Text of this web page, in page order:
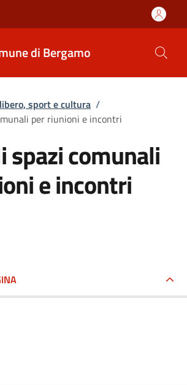
di Bergamo
pane
sport e cultura /
per riunioni e incontri
spazi comunali
e incontri